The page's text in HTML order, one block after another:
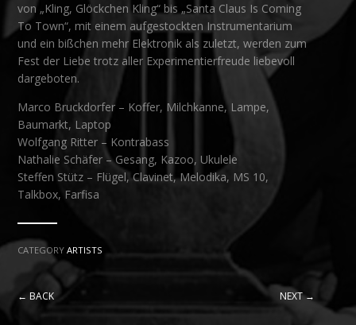
von „Kling, Glöckchen Kling“ bis „Santa Claus Is Coming
To Town“, mit einem aufgestockten Instrumentarium
und ein bißchen mehr Elektronik als zuletzt, werden zum
Fest der Liebe trotz aller Experimentierfreude liebevoll
dargeboten.
Marco Bruckdorfer – Koffer, Milchkanne, Lampe,
Baumarkt, Laptop
Wolfgang Ritter – Kontrabass
Nathalie Schäfer – Gesang, Kazoo, Ukulele
Steffen Stütz – Flügel, Clavinet, Melodika, MS 10,
Talkbox, Farfisa
CATEGORYARTISTS
← BACK NEXT →